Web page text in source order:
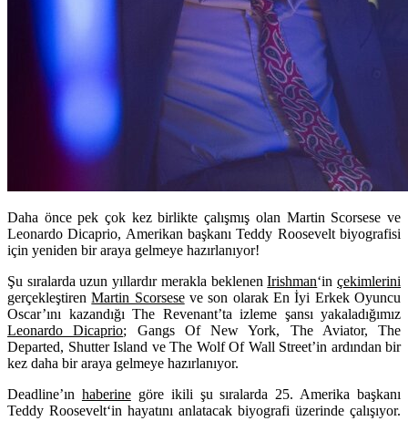
Daha önce pek çok kez birlikte çalışmış olan Martin Scorsese ve
Leonardo Dicaprio, Amerikan başkanı Teddy Roosevelt biyografisi
için yeniden bir araya gelmeye hazırlanıyor!
Şu sıralarda uzun yıllardır merakla beklenenIrishman‘inçekimlerini
gerçekleştirenMartin Scorseseve son olarak En İyi Erkek Oyuncu
Oscar’ını kazandığı The Revenant’ta izleme şansı yakaladığımız
Leonardo Dicaprio; Gangs Of New York, The Aviator, The
Departed, Shutter Island ve The Wolf Of Wall Street’in ardından bir
kez daha bir araya gelmeye hazırlanıyor.
Deadline’ın haberinegöre ikili şu sıralarda 25. Amerika başkanı
Teddy Roosevelt‘in hayatını anlatacak biyografi üzerinde çalışıyor.